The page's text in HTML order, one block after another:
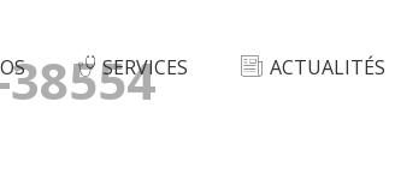
SERVICES ACTUALITÉS